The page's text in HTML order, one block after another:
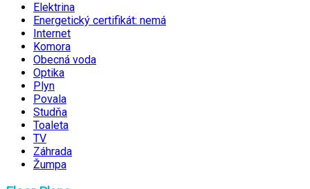
Elektrina
Energetický certifikát: nemá
Internet
Komora
Obecná voda
Optika
Plyn
Povala
Studňa
Toaleta
TV
Záhrada
Žumpa